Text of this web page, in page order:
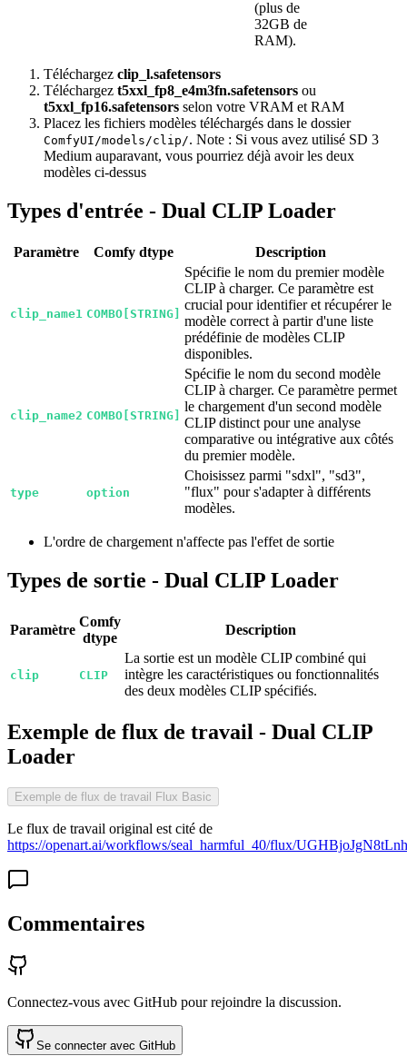
(plus de
32GB de
RAM).
Téléchargez clip_l.safetensors
Téléchargez t5xxl_fp8_e4m3fn.safetensors ou
t5xxl_fp16.safetensors selon votre VRAM et RAM
Placez les fichiers modèles téléchargés dans le dossier
ComfyUI/models/clip/. Note : Si vous avez utilisé SD 3
Medium auparavant, vous pourriez déjà avoir les deux
modèles ci-dessus
Types d'entrée - Dual CLIP Loader
Paramètre Comfy dtype Description
clip_name1 COMBO[STRING]
Spécifie le nom du premier modèle
CLIP à charger. Ce paramètre est
crucial pour identifier et récupérer le
modèle correct à partir d'une liste
prédéfinie de modèles CLIP
disponibles.
clip_name2 COMBO[STRING]
Spécifie le nom du second modèle
CLIP à charger. Ce paramètre permet
le chargement d'un second modèle
CLIP distinct pour une analyse
comparative ou intégrative aux côtés
du premier modèle.
type option
Choisissez parmi "sdxl", "sd3",
"flux" pour s'adapter à différents
modèles.
L'ordre de chargement n'affecte pas l'effet de sortie
Types de sortie - Dual CLIP Loader
Paramètre
Comfy
dtype
Description
clip CLIP
La sortie est un modèle CLIP combiné qui
intègre les caractéristiques ou fonctionnalités
des deux modèles CLIP spécifiés.
Exemple de flux de travail - Dual CLIP
Loader
Exemple de flux de travail Flux Basic
Le flux de travail original est cité de
https://openart.ai/workflows/seal_harmful_40/flux/
Commentaires
Connectez-vous avec GitHub pour rejoindre la discussion.
Se connecter avec GitHub